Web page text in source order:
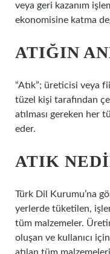
veya geri kazanım
ekonomisine katma
ATIĞIN
“Atık”; üreticisi veya
tüzel kişi tarafından
atılması gereken her
eder.
ATIK
Türk Dil Kurumu’na
yerlerde tüketilen,
tüm malzemeler.
oluşan ve kullanıcı